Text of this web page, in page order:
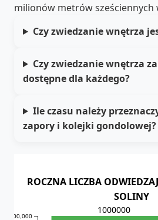
milionów metrów sześciennych
Czy zwiedzanie wnętrza
Czy zwiedzanie wnętrza
dostępne dla każdego?
Ile czasu należy
zapory i kolejki gondolowej?
ROCZNA LICZBA
SOLINY
1,000,000
1000000